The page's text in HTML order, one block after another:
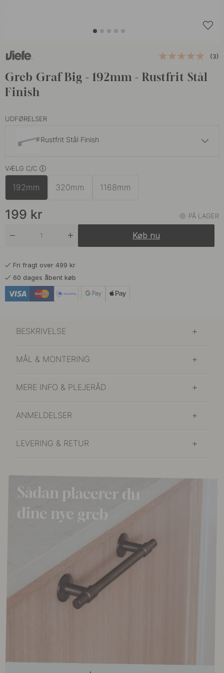
(3)
Greb Graf Big - 192mm - Rustfrit Stål
Finish
UDFØRELSER
Rustfrit Stål Finish
Messing
Sort
VÆLG C/C
192mm 320mm 1168mm
199 kr PÅ LAGER
Køb nu
Fri fragt over 499 kr
60 dages åbent køb
BESKRIVELSE
MÅL & MONTERING
MERE INFO & PLEJERÅD
ANMELDELSER
LEVERING & RETUR